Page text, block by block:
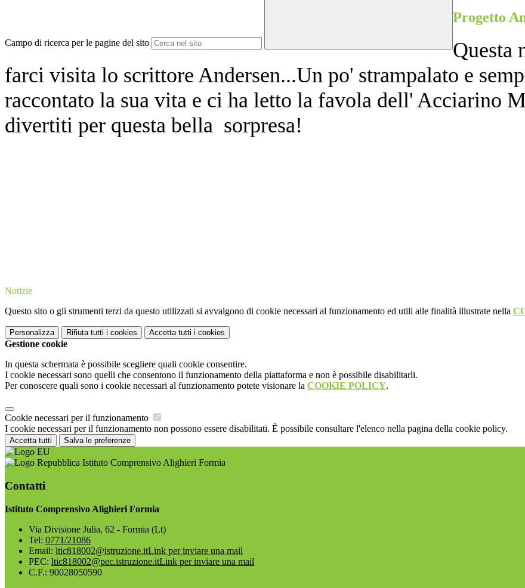
Campo di ricerca per le pagine del sito
Progetto
Questa
farci visita lo scrittore Andersen...Un po' strampalato e
raccontato la sua vita e ci ha letto la favola dell' Acciarino
divertiti per questa bella sorpresa!
Notizie
Questo sito o gli strumenti terzi da questo utilizzati si avvalgono di cookie necessari al funzionamento ed utili alle finalità illustrate nella
Personalizza Rifiuta tutti i cookies Accetta tutti i cookies
Gestione cookie
In questa schermata è possibile scegliere quali cookie consentire.
I cookie necessari sono quelli che consentono il funzionamento della piattaforma e non è possibile disabilitarli.
Per conoscere quali sono i cookie necessari al funzionamento potete visionare la COOKIE POLICY.
Cookie necessari per il funzionamento
I cookie necessari per il funzionamento non possono essere disabilitati. È possibile consultare l'elenco nella pagina della cookie policy.
Accetta tutti Salva le preferenze
Istituto Comprensivo Alighieri Formia
Contatti
Istituto Comprensivo Alighieri Formia
Via Divisione Julia, 62 - Formia (Lt)
Tel: 0771/21086
Email: ltic818002@istruzione.itLink per inviare una mail
PEC: ltic818002@pec.istruzione.itLink per inviare una mail
C.F.: 90028050590